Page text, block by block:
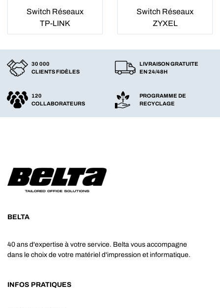
Switch Réseaux
TP-LINK
Switch Réseaux
ZYXEL
30 000
CLIENTS FIDÈLES
LIVRAISON GRATUITE
EN 24/48H
120
COLLABORATEURS
PROGRAMME DE
RECYCLAGE
BELTA
40 ans d'expertise à votre service. Belta vous accompagne
dans le choix de votre matériel d'impression et informatique.
INFOS PRATIQUES